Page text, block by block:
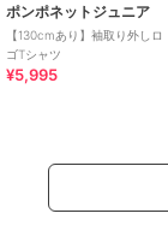
ポンポネットジュニア
【130cmあり】袖取り外しロ
ゴTシャツ
¥5,995